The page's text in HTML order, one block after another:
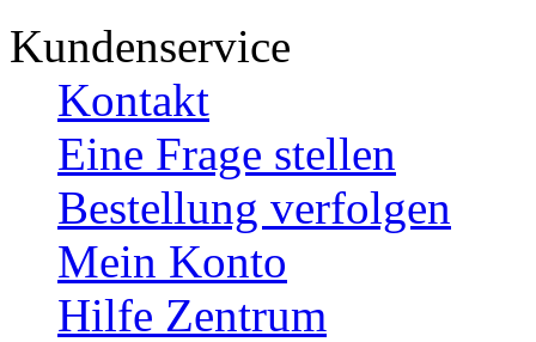
Kundenservice
Kontakt
Eine Frage stellen
Bestellung verfolgen
Mein Konto
Hilfe Zentrum